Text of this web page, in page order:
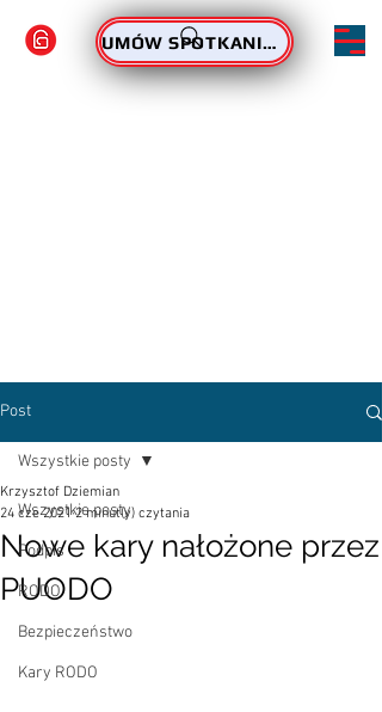
ZAMÓW PODPIS UMÓW SPOTKANIE - PODPIS
Post
Wszystkie posty
Podpis
RODO
Bezpieczeństwo
Kary RODO
Wszystkie posty
Nowe kary nałożone przez
PUODO
Krzysztof Dziemian
24 cze 2021 2 minut(y) czytania